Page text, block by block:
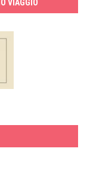
VIAGGIO